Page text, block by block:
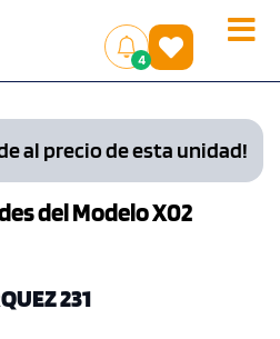
Toggle
4
()
al precio de esta unidad!
del Modelo X02
231